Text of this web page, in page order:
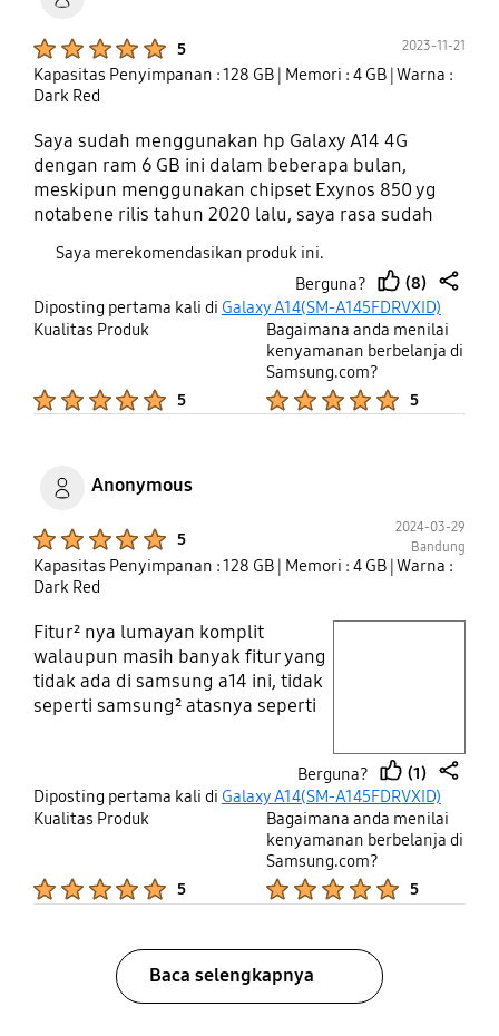
5 2023-11-21
Kapasitas Penyimpanan : 128 GB | Memori : 4 GB | Warna :
Dark Red
Saya sudah menggunakan hp Galaxy A14 4G
dengan ram 6 GB ini dalam beberapa bulan,
meskipun menggunakan chipset Exynos 850 yg
notabene rilis tahun 2020 lalu, saya rasa sudah
harian. Oh ya satu lagi, untuk kamera menurut
saya puas banget dengan hasilnya, sampai-
sampai dari teman-teman saya pada bilang,
bahwa saya menggunakan hp seri flagship.
Saya merekomendasikan produk ini.
Berguna?
thumb
up
(8)
share
Diposting pertama kali di Galaxy A14(SM-A145FDRVXID)
Kualitas Produk
5
Bagaimana anda menilai
kenyamanan berbelanja di
Samsung.com?
5
Anonymous
5
2024-03-29
Bandung
Kapasitas Penyimpanan : 128 GB | Memori : 4 GB | Warna :
Dark Red
Fitur² nya lumayan komplit
walaupun masih banyak fitur yang
tidak ada di samsung a14 ini, tidak
seperti samsung² atasnya seperti
Berguna?
thumb
up
(1)
share
Diposting pertama kali di Galaxy A14(SM-A145FDRVXID)
Kualitas Produk
5
Bagaimana anda menilai
kenyamanan berbelanja di
Samsung.com?
5
Baca selengkapnya